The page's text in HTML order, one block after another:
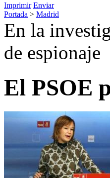
Imprimir Enviar
Portada > Madrid
En la
de espionaje
El PSOE